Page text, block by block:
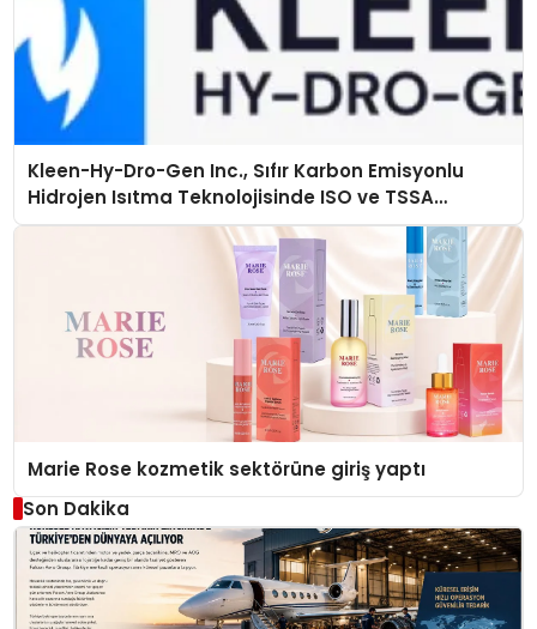
Kleen-Hy-Dro-Gen Inc., Sıfır Karbon Emisyonlu
Hidrojen Isıtma Teknolojisinde ISO ve TSSA
Düzenleyici Onaylarını Aldı
Marie Rose kozmetik sektörüne giriş yaptı
Son Dakika